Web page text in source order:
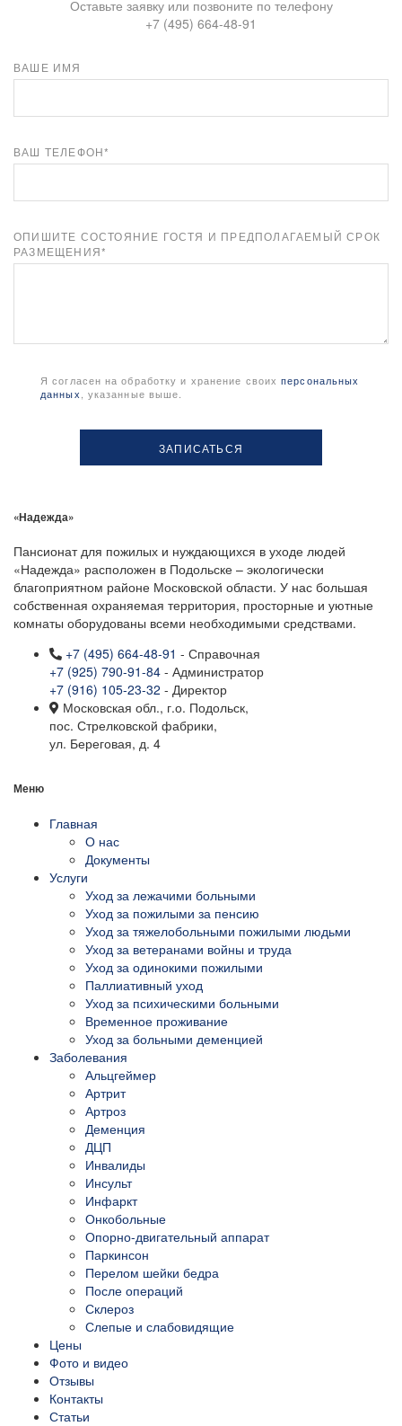
Оставьте заявку или позвоните по телефону
+7 (495) 664-48-91
ВАШЕ ИМЯ
ВАШ ТЕЛЕФОН*
ОПИШИТЕ СОСТОЯНИЕ ГОСТЯ И ПРЕДПОЛАГАЕМЫЙ СРОК
РАЗМЕЩЕНИЯ*
Я согласен на обработку и хранение своихперсональных
данных
, указанные выше.
«Надежда»
Пансионат для пожилых и нуждающихся в уходе людей
«Надежда» расположен в Подольске – экологически
благоприятном районе Московской области. У нас большая
собственная охраняемая территория, просторные и уютные
комнаты оборудованы всеми необходимыми средствами.
+7 (495) 664-48-91 - Справочная
+7 (925) 790-91-84 - Администратор
+7 (916) 105-23-32 - Директор
Московская обл., г.о. Подольск,
пос. Стрелковской фабрики,
ул. Береговая, д. 4
Меню
Главная
О нас
Документы
Услуги
Уход за лежачими больными
Уход за пожилыми за пенсию
Уход за тяжелобольными пожилыми людьми
Уход за ветеранами войны и труда
Уход за одинокими пожилыми
Паллиативный уход
Уход за психическими больными
Временное проживание
Уход за больными деменцией
Заболевания
Альцгеймер
Артрит
Артроз
Деменция
ДЦП
Инвалиды
Инсульт
Инфаркт
Онкобольные
Опорно-двигательный аппарат
Паркинсон
Перелом шейки бедра
После операций
Склероз
Слепые и слабовидящие
Цены
Фото и видео
Отзывы
Контакты
Статьи